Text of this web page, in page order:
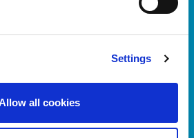
Settings
all cookies
+39 0587 27171
Privacy policy
Cookie policy